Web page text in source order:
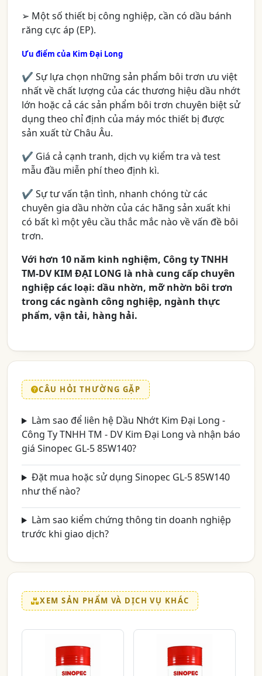
➢ Một số thiết bị công nghiệp, cần có dầu bánh
răng cực áp (EP).
Ưu điểm của Kim Đại Long
✔ Sự lựa chọn những sản phẩm bôi trơn ưu việt
nhất về chất lượng của các thương hiệu dầu nhớt
lớn hoặc cả các sản phẩm bôi trơn chuyên biệt sử
dụng theo chỉ định của máy móc thiết bị được
sản xuất từ Châu Âu.
✔ Giá cả cạnh tranh, dịch vụ kiểm tra và test
mẫu đầu miễn phí theo định kì.
✔ Sự tư vấn tận tình, nhanh chóng từ các
chuyên gia dầu nhờn của các hãng sản xuất khi
có bất kì một yêu cầu thắc mắc nào về vấn đề bôi
trơn.
Với hơn 10 năm kinh nghiệm, Công ty TNHH
TM-DV KIM ĐẠI LONG là nhà cung cấp chuyên
nghiệp các loại: dầu nhờn, mỡ nhờn bôi trơn
trong các ngành công nghiệp, ngành thực
phẩm, vận tải, hàng hải.
CÂU HỎI THƯỜNG GẶP
Làm sao để liên hệ Dầu Nhớt Kim Đại Long -
Công Ty TNHH TM - DV Kim Đại Long và nhận báo
giá Sinopec GL-5 85W140?
Đặt mua hoặc sử dụng Sinopec GL-5 85W140
như thế nào?
Làm sao kiểm chứng thông tin doanh nghiệp
trước khi giao dịch?
XEM SẢN PHẨM VÀ DỊCH VỤ KHÁC